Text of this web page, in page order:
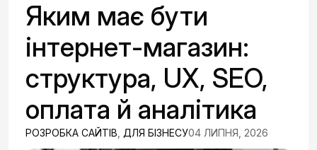
Яким має бути
інтернет-магазин:
структура, UX, SEO,
оплата й аналітика
РОЗРОБКА САЙТІВ ДЛЯ БІЗНЕСУ04 ЛИПНЯ, 2026